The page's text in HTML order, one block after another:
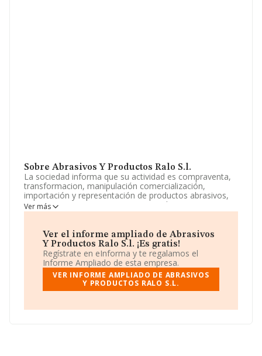
Sobre Abrasivos Y Productos Ralo S.l.
La sociedad informa que su actividad es compraventa,
transformacion, manipulación comercialización,
importación y representación de productos abrasivos,
quimicos y maquinaria, tanto nacional como extranjera
para el tratamiento de superficies y productos quimic.
Sociedad Limitada. Su actividad CNAE es 'Comercio al
por mayor de máquinas herramienta' con código 4662.
La empresa realiza actividad internacional tanto de
importación como exportación.
Su teléfono es 932682256.
B61528345, está situada en Calle Comte Borrell núm.
Ver más
Ver el informe ampliado de Abrasivos
Y Productos Ralo S.l. ¡Es gratis!
Regístrate en eInforma y te regalamos el
Informe Ampliado de esta empresa.
VER INFORME AMPLIADO DE ABRASIVOS
Y PRODUCTOS RALO S.L.